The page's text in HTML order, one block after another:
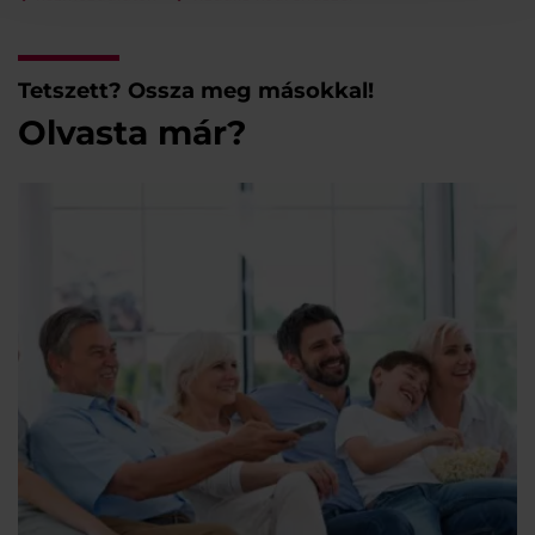
Tetszett? Ossza meg másokkal!
Olvasta már?